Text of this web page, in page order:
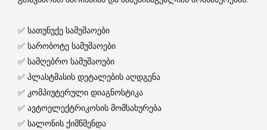
✅ სათუნუქე სამუშაოები
✅ სარობოტე სამუშაოები
✅ სამღებრო სამუშაოები
✅ პლასტმასის დეტალების აღდგენა
✅ კომპიუტერული დიაგნოსტიკა
✅ ავტოელექტრიკოსის მომსახურება
✅ სალონის ქიმწმენდა